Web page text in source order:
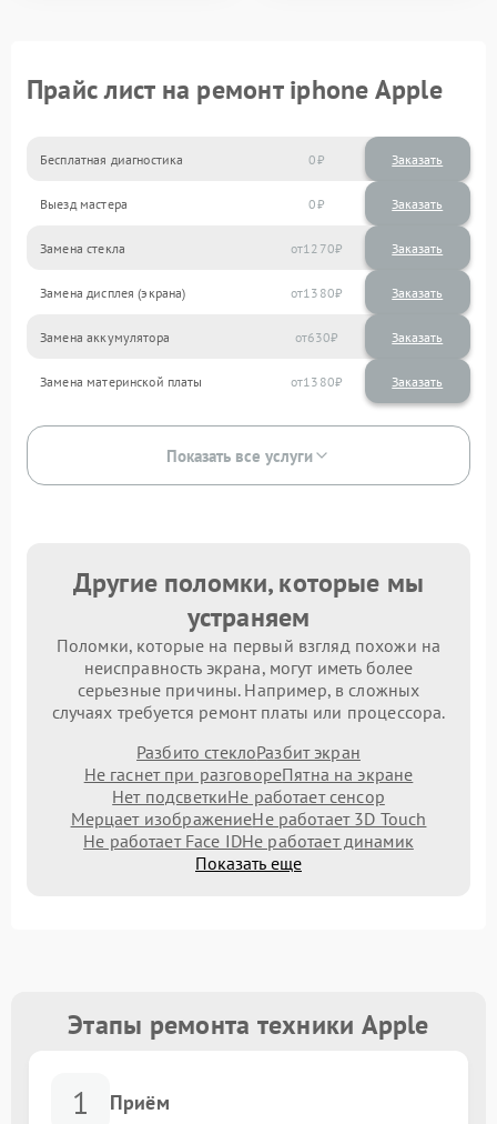
Прайс лист на ремонт iphone Apple
Бесплатная диагностика 0 Заказать
Выезд мастера 0 Заказать
Замена стекла 1270
Замена дисплея (экрана) 1380
Замена аккумулятора 630
Замена материнской платы 1380
Показать все услуги
Другие поломки, которые мы
устраняем
Поломки, которые на первый взгляд похожи на
неисправность экрана, могут иметь более
серьезные причины. Например, в сложных
случаях требуется ремонт платы или процессора.
Разбито стеклоРазбит экран
Не гаснет при разговореПятна на экране
Нет подсветкиНе работает сенсор
Мерцает изображениеНе работает 3D Touch
Не работает Face IDНе работает динамик
Показать еще
Этапы ремонта техники Apple
1 Приём